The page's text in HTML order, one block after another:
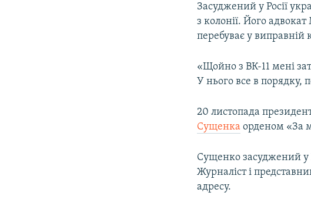
Засуджений у Росії
з колонії. Його
перебуває у виправній
«Щойно з ВК-11 мені
У нього все в порядку,
20 листопада
Сущенка орденом «За
Сущенко засуджений у
Журналіст і
адресу.